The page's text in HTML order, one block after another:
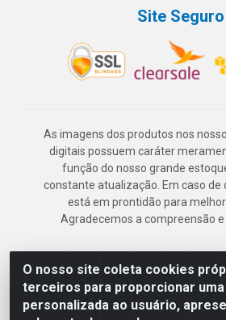
O nosso site coleta cookies
terceiros para proporcionar
personalizada ao usuário,
Site Seguro
As imagens dos produtos nos
digitais possuem caráter
função do nosso grande
constante atualização. Em caso de
está em prontidão para
Agradecemos a compreensão
Deskontão Atacado - Av. Marechal
Imbiribeira - Recife/PE - CEP 51.150-001
57